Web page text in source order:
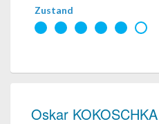
Zustand
Oskar KOKOSCHKA